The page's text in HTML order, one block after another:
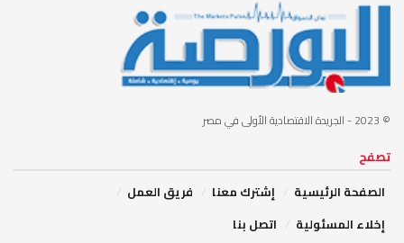
© 2023 - الجريدة الاقتصادية الأولى في مصر
تصفح
الصفحة الرئيسية
إشترك معنا
فريق العمل
إخلاء المسئولية
اتصل بنا